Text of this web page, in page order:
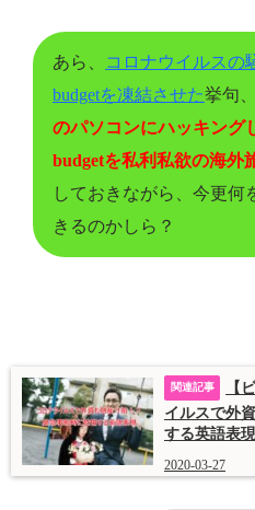
あら、
コロナウイルスの
budgetを凍結させた挙句、
のパソコンにハッキング
budgetを私利私欲の海外
しておきながら、今更何
きるのかしら？
【
イルスで外
する英語表現
2020-03-27